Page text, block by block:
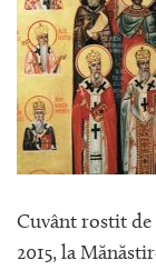
Cuvânt rostit
2015, la